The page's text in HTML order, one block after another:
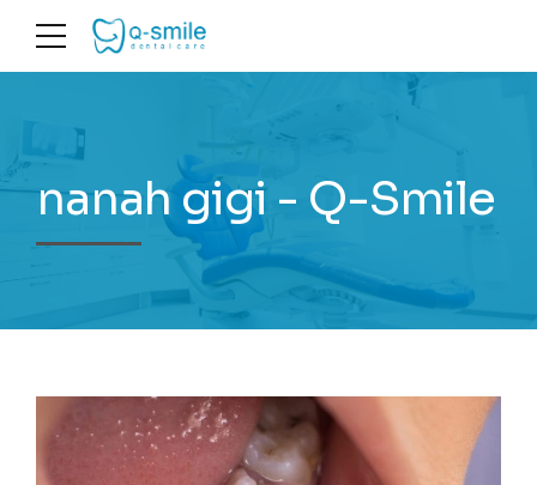
nanah gigi - Q-Smile